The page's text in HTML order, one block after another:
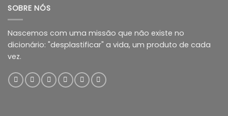
SOBRE NÓS
Nascemos com uma missão que não existe no
dicionário: "desplastificar" a vida, um produto de cada
vez.